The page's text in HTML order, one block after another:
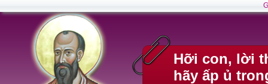
Hỡi con, lời
hãy ấp ủ